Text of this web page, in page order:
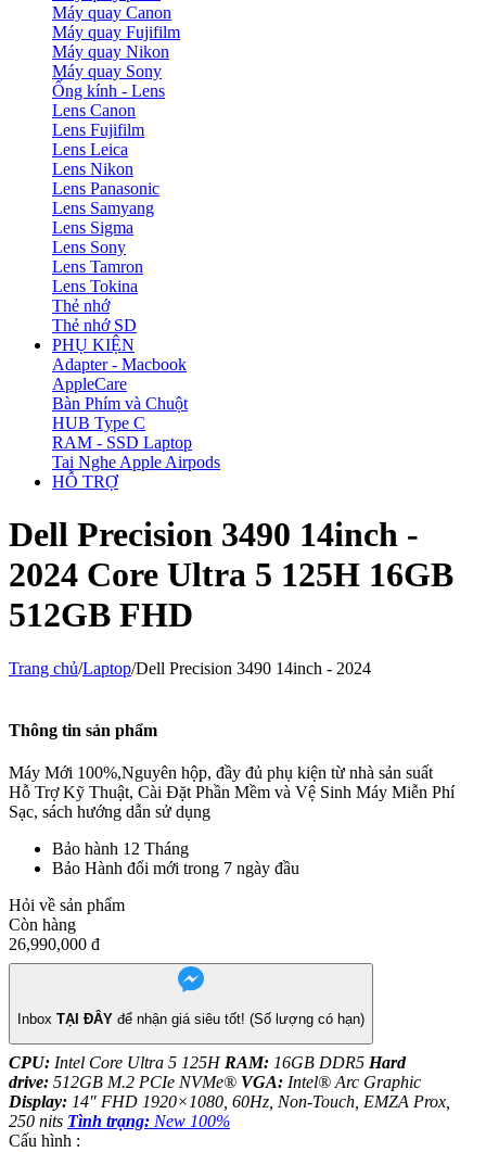
Máy quay Canon
Máy quay Fujifilm
Máy quay Nikon
Máy quay Sony
Ống kính - Lens
Lens Canon
Lens Fujifilm
Lens Leica
Lens Nikon
Lens Panasonic
Lens Samyang
Lens Sigma
Lens Sony
Lens Tamron
Lens Tokina
Thẻ nhớ
Thẻ nhớ SD
PHỤ KIỆN
Adapter - Macbook
AppleCare
Bàn Phím và Chuột
HUB Type C
RAM - SSD Laptop
Tai Nghe Apple Airpods
HỖ TRỢ
Dell Precision 3490 14inch -
2024 Core Ultra 5 125H 16GB
512GB FHD
Trang chủ/Laptop/Dell Precision 3490 14inch - 2024
Thông tin sản phẩm
Máy Mới 100%,Nguyên hộp, đầy đủ phụ kiện từ nhà sản suất
Hỗ Trợ Kỹ Thuật, Cài Đặt Phần Mềm và Vệ Sinh Máy Miễn Phí
Sạc, sách hướng dẫn sử dụng
Bảo hành 12 Tháng
Bảo Hành đổi mới trong 7 ngày đầu
Hỏi về sản phẩm
Còn hàng
26,990,000 đ
Inbox TẠI ĐÂY để nhận giá siêu tốt! (Số lượng có hạn)
CPU: Intel Core Ultra 5 125H RAM: 16GB DDR5 Hard
drive: 512GB M.2 PCIe NVMe® VGA: Intel® Arc Graphic
Display: 14″ FHD 1920×1080, 60Hz, Non-Touch, EMZA Prox,
250 nits Tình trạng: New 100%
Cấu hình :